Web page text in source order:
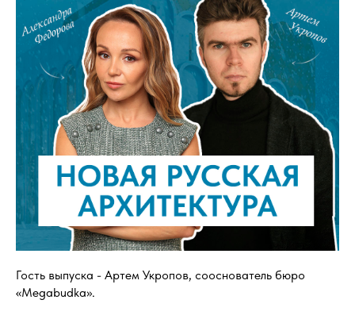
Гость выпуска - Артем Укропов, сооснователь бюро
«Megabudka».